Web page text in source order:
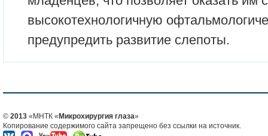
высокотехнологичную
предупредить развитие слепоты.
© 2013 «МНТК «Микрохирургия глаза»
Копирование содержимого сайта запрещено без ссылки на источник.